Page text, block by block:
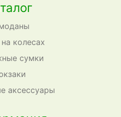
колесах
сумки
аксессуары